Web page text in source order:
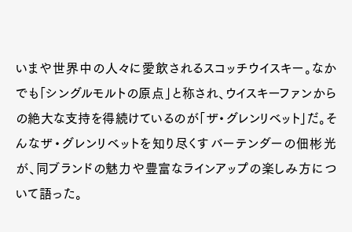
いまや世界中の人々に愛飲されるスコッチウイスキー。なか
でも「シングルモルトの原点」と称され、ウイスキーファンから
の絶大な支持を得続けているのが「ザ・グレンリベット」だ。そ
んなザ・グレンリベットを知り尽くすバーテンダーの佃彬光
が、同ブランドの魅力や豊富なラインアップの楽しみ方につ
いて語った。